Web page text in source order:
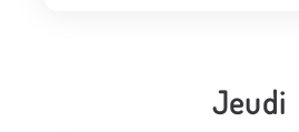
Jeudi